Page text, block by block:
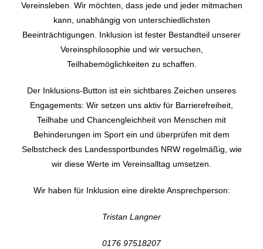
Vereinsleben. Wir möchten, dass jede und jeder mitmachen
kann, unabhängig von unterschiedlichsten
Beeinträchtigungen. Inklusion ist fester Bestandteil unserer
Vereinsphilosophie und wir versuchen,
Teilhabemöglichkeiten zu schaffen.
Der Inklusions-Button ist ein sichtbares Zeichen unseres
Engagements: Wir setzen uns aktiv für Barrierefreiheit,
Teilhabe und Chancengleichheit von Menschen mit
Behinderungen im Sport ein und überprüfen mit dem
Selbstcheck des Landessportbundes NRW regelmäßig, wie
wir diese Werte im Vereinsalltag umsetzen.
Wir haben für Inklusion eine direkte Ansprechperson:
Tristan Langner
0176 97518207